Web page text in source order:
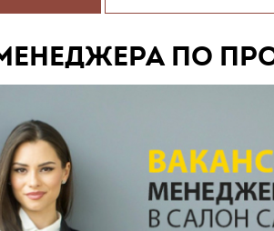
ПО